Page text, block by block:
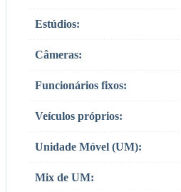
Estúdios:
Câmeras:
Funcionários fixos:
Veículos próprios:
Unidade Móvel (UM):
Mix de UM: